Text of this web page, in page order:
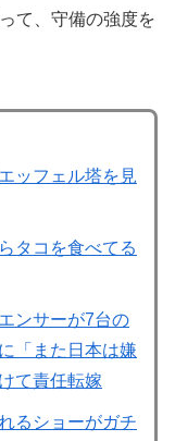
て、守備の強度を
ッフェル塔を見
タコを食べてる
ンサーが7台の
「また日本は嫌
て責任転嫁
るショーがガチ